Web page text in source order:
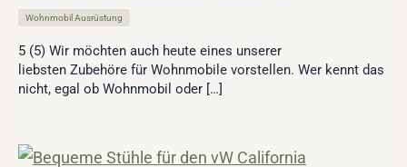
Wohnmobil Ausrüstung
5 (5) Wir möchten auch heute eines unserer
liebsten Zubehöre für Wohnmobile vorstellen. Wer kennt das
nicht, egal ob Wohnmobil oder […]